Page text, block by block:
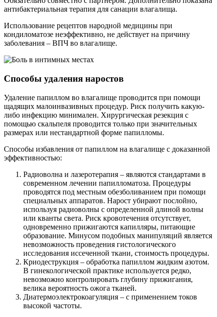
антибактериальная терапия для санации влагалища.
Использование рецептов народной медицины при
кондиломатозе неэффективно, не действует на причину
заболевания – ВПЧ во влагалище.
Способы удаления наростов
Удаление папиллом во влагалище проводится при помощи
щадящих малоинвазивных процедур. Риск получить какую-
либо инфекцию минимален. Хирургическая резекция с
помощью скальпеля проводится только при значительных
размерах или нестандартной форме папилломы.
Способы избавления от папиллом на влагалище с доказанной
эффективностью:
Радиоволна и лазеротерапия – являются стандартами в
современном лечении папилломатоза. Процедуры
проводятся под местным обезболиванием при помощи
специальных аппаратов. Нарост убирают послойно,
используя радиоволны с определенной длиной волны
или кванты света. Риск кровотечения отсутствует,
одновременно прижигаются капилляры, питающие
образование. Минусом подобных манипуляций является
невозможность проведения гистологического
исследования иссеченной ткани, стоимость процедуры.
Криодеструкция – обработка папиллом жидким азотом.
В гинекологической практике используется редко,
невозможно контролировать глубину прижигания,
велика вероятность ожога тканей.
Диатермоэлектрокоагуляция – с применением токов
высокой частоты.